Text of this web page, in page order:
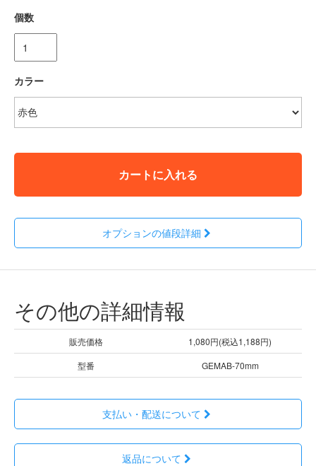
個数
カラー
カートに入れる
オプションの値段詳細
その他の詳細情報
販売価格
1,080円(税込1,188円)
型番
GEMAB-70mm
支払い・配送について
返品について